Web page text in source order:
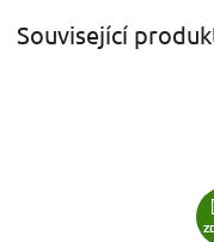
Související